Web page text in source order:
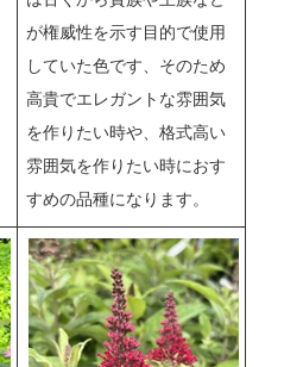
が権威性を示す目的で使用
していた色です、そのため
高貴でエレガントな雰囲気
を作りたい時や、格式高い
雰囲気を作りたい時におす
すめの品種になります。